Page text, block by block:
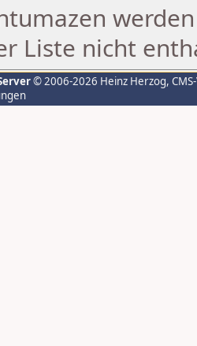
Liste nicht
© 2006-2026 Heinz Herzog,